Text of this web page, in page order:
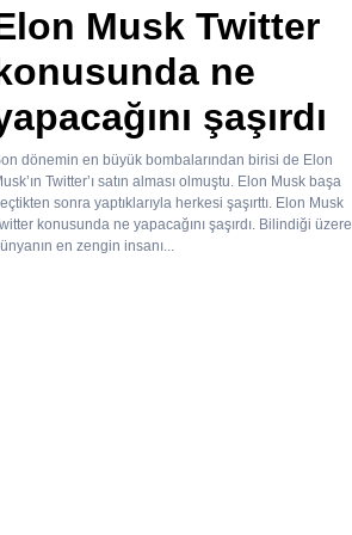
Musk Twitter
ne
şaşırdı
dönemin en büyük bombalarından birisi de Elon
Twitter’ı satın alması olmuştu. Elon Musk başa
sonra yaptıklarıyla herkesi şaşırttı. Elon Musk
konusunda ne yapacağını şaşırdı. Bilindiği üzere
en zengin insanı...